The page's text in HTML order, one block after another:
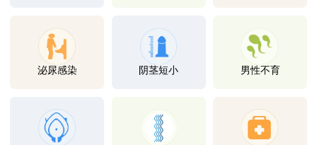
泌尿感染 阴茎短小 男性不育